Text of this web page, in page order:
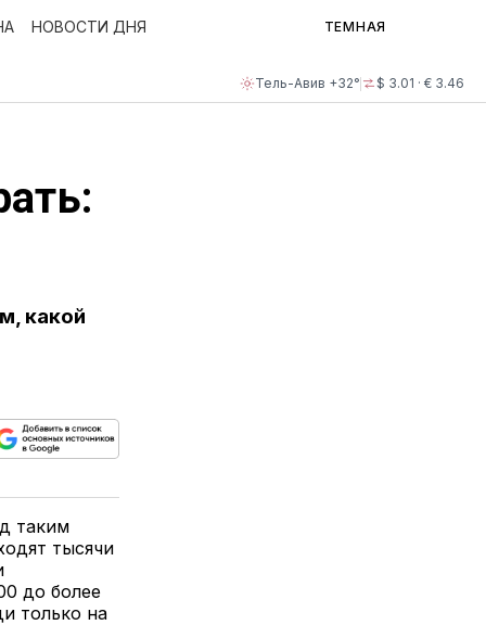
Тель-Авив +32° $ 3.01 · € 3.46
НОВОСТИ ДНЯ ТЕМНАЯ
какой
таким
тысячи
до более
только на